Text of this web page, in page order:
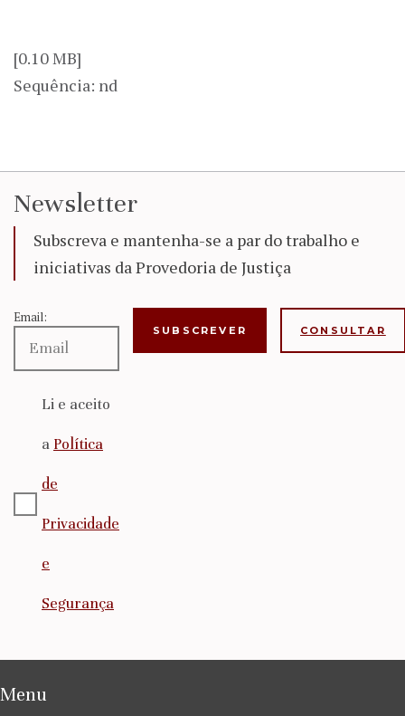
[0.10 MB]
Sequência: nd
Newsletter
Subscreva e mantenha-se a par do trabalho e
iniciativas da Provedoria de Justiça
Email:
Li e aceito
a Política
de
Privacidade
e
Segurança
CONSULTAR
Menu